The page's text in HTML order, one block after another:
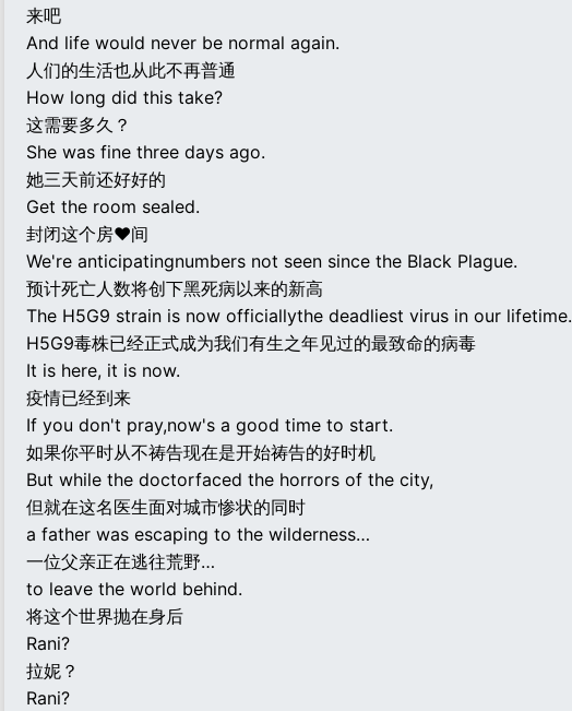
来吧
And life would never be normal again.
人们的生活也从此不再普通
How long did this take?
这需要多久？
She was fine three days ago.
她三天前还好好的
Get the room sealed.
封闭这个房♥间
We're anticipatingnumbers not seen since the Black Plague.
预计死亡人数将创下黑死病以来的新高
The H5G9 strain is now officiallythe deadliest virus in our lifetime.
H5G9毒株已经正式成为我们有生之年见过的最致命的病毒
It is here, it is now.
疫情已经到来
If you don't pray,now's a good time to start.
如果你平时从不祷告现在是开始祷告的好时机
But while the doctorfaced the horrors of the city,
但就在这名医生面对城市惨状的同时
a father was escaping to the wilderness…
一位父亲正在逃往荒野…
to leave the world behind.
将这个世界抛在身后
Rani?
拉妮？
Rani?